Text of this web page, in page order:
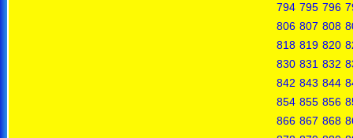
794 795 796
806 807 808
818 819 820
830 831 832
842 843 844
854 855 856
866 867 868